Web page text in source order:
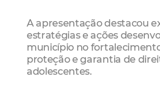
A apresentação destacou
estratégias e ações
município no
proteção e garantia de
adolescentes.